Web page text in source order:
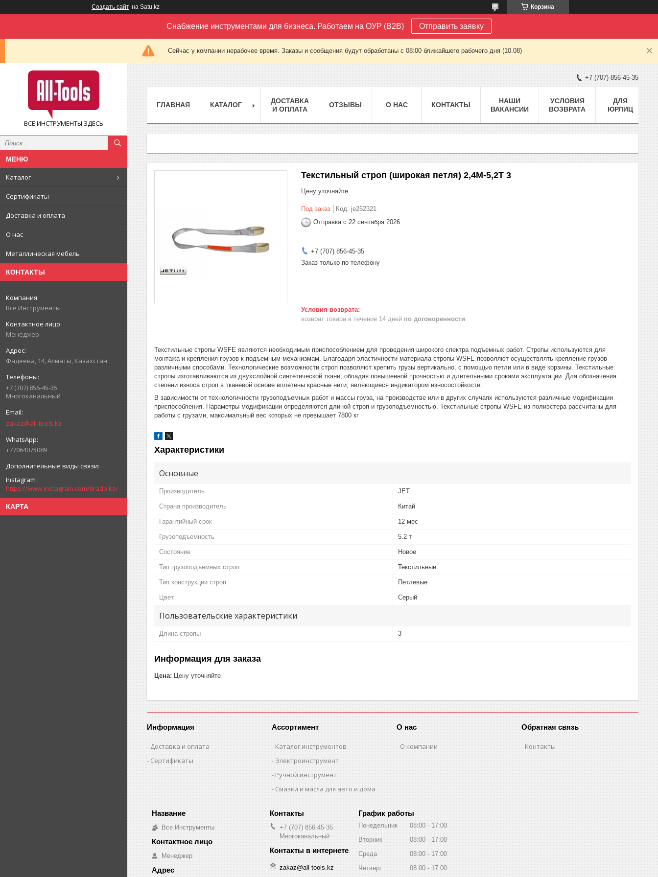
Создать сайт на Satu.kz Корзина
Снабжение инструментами для бизнеса. Работаем на ОУР (B2B) Отправить заявку
Сейчас у компании нерабочее время. Заказы и сообщения будут обработаны с 08:00 ближайшего рабочего дня (10.08)
ВСЕ ИНСТРУМЕНТЫ ЗДЕСЬ
Каталог
Сертификаты
Доставка и оплата
О нас
Металлическая мебель
КОНТАКТЫ
Все Инструменты
Менеджер
Фадеева, 14, Алматы, Казахстан
+7 (707) 856-45-35
Многоканальный
zakaz@all-tools.kz
+77064075089
Instagram
https://www.instagram.com/tirado.kz/
КАРТА
+7 (707) 856-45-35
ГЛАВНАЯ КАТАЛОГ
ДОСТАВКА
И ОПЛАТА
ОТЗЫВЫ О НАС КОНТАКТЫ
НАШИ
ВАКАНСИИ
УСЛОВИЯ
ВОЗВРАТА
ДЛЯ
ЮРЛИЦ
Текстильный строп (широкая петля) 2,4М-5,2Т 3
Цену уточняйте
Под заказ Код: je252321
Отправка с 22 сентября 2026
+7 (707) 856-45-35
Заказ только по телефону
возврат товара в течение 14 дней по договоренности
Текстильные стропы WSFE являются необходимым приспособлением для проведения широкого спектра подъемных работ. Стропы используются для
монтажа и крепления грузов к подъемным механизмам. Благодаря эластичности материала стропы WSFE позволяют осуществлять крепление грузов
различными способами. Технологические возможности строп позволяют крепить грузы вертикально, с помощью петли или в виде корзины. Текстильные
стропы изготавливаются из двухслойной синтетической ткани, обладая повышенной прочностью и длительными сроками эксплуатации. Для обозначения
степени износа строп в тканевой основе вплетены красные нити, являющиеся индикатором износостойкости.
В зависимости от технологичности грузоподъемных работ и массы груза, на производстве или в других случаях используются различные модификации
приспособления. Параметры модификации определяются длиной строп и грузоподъемностью. Текстильные стропы WSFE из полиэстера рассчитаны для
работы с грузами, максимальный вес которых не превышает 7800 кг
Характеристики
Основные
Производитель JET
Страна производитель Китай
Гарантийный срок 12 мес
Грузоподъемность 5.2 т
Состояние Новое
Тип грузоподъемных строп Текстильные
Тип конструкции строп Петлевые
Цвет Серый
Пользовательские характеристики
Длина стропы 3
Информация для заказа
Цена: Цену уточняйте
Информация
Доставка и оплата
Сертификаты
Ассортимент
Каталог инструментов
Электроинструмент
Ручной инструмент
Смазки и масла для авто и дома
О нас
О компании
Обратная связь
Контакты
Все Инструменты
Менеджер
+7 (707) 856-45-35
Многоканальный
zakaz@all-tools.kz
График работы
Понедельник 08:00
17:00
Вторник
08:00
17:00
Среда
08:00
17:00
Четверг
08:00 17:00